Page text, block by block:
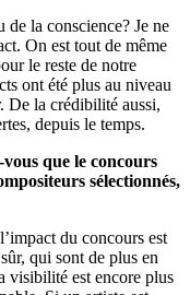
de la conscience? Je ne
On est tout de même
le reste de notre
ont été plus au niveau
De la crédibilité aussi,
depuis le temps.
que le concours
sélectionnés,
du concours est
qui sont de plus en
visibilité est encore plus